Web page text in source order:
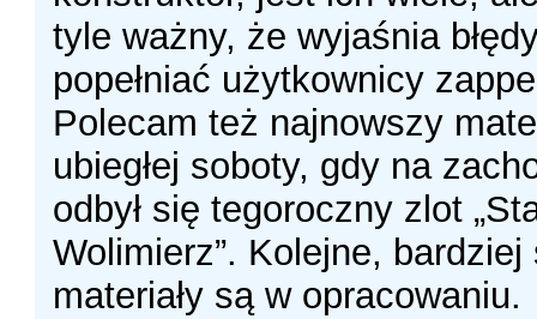
tyle ważny, że wyjaśnia
popełniać użytkownicy
Polecam też najnowszy
ubiegłej soboty, gdy na
odbył się tegoroczny zlot
Wolimierz”. Kolejne, bardziej
materiały są w opracowaniu.